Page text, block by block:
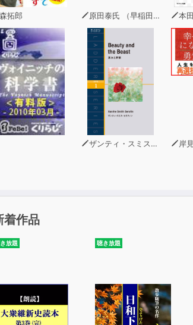
森拓郎 原田泰氏 （早稲田大学政治経済学部教授） 本
ザンティ・スミス・セラフィン 岸
着作品
放題 聴き放題